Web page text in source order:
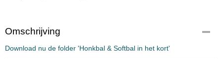
Omschrijving
Download nu de folder 'Honkbal & Softbal in het kort'